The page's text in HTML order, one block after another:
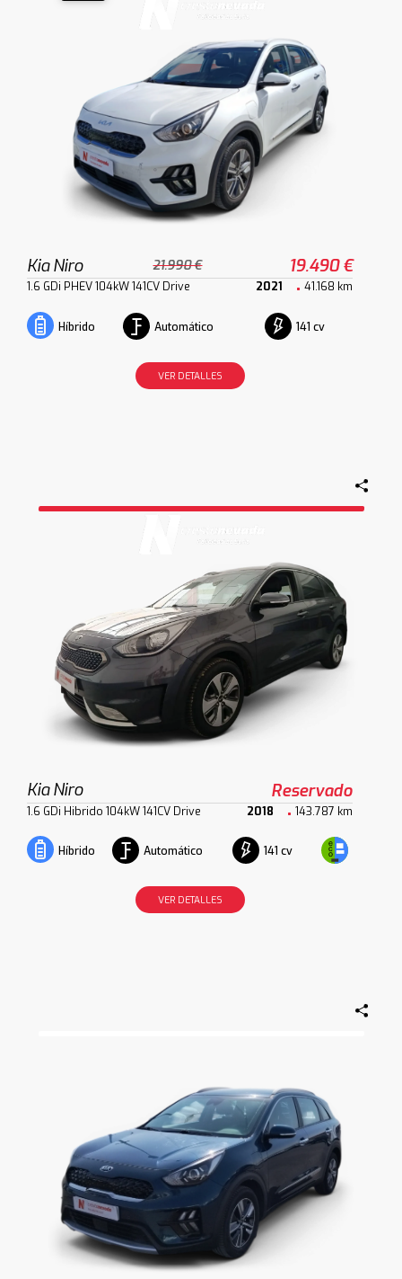
Kia Niro 21.990 € 19.490 €
1.6 GDi PHEV 104kW 141CV Drive 2021 41.168 km
Híbrido Automático 141 cv
VER DETALLES
Kia Niro Reservado
1.6 GDi Hibrido 104kW 141CV Drive 2018 143.787 km
Híbrido Automático 141 cv
VER DETALLES